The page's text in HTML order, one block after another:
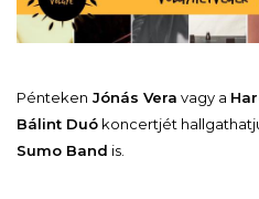
Pénteken Jónás Vera vagy a
Bálint Duó koncertjét
Sumo Band is.